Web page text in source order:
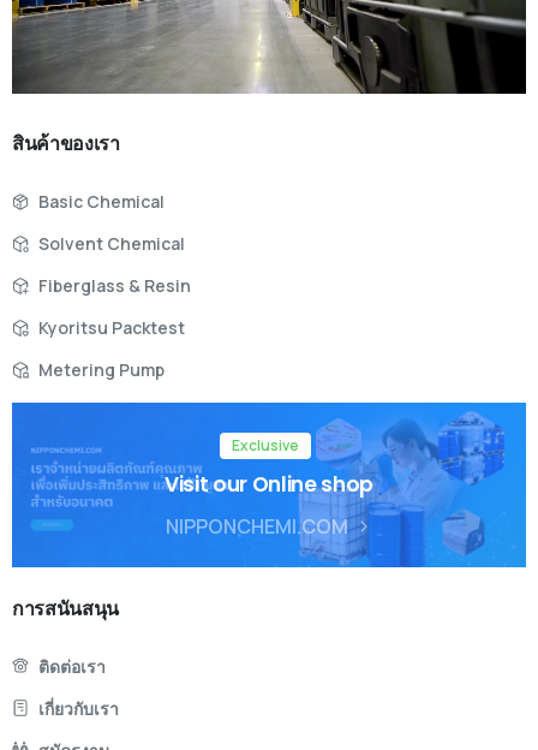
สินค้าของเรา
Basic Chemical
Solvent Chemical
Fiberglass & Resin
Kyoritsu Packtest
Metering Pump
Exclusive
Visit our Online shop
NIPPONCHEMI.COM
การสนันสนุน
ติดต่อเรา
เกี่ยวกับเรา